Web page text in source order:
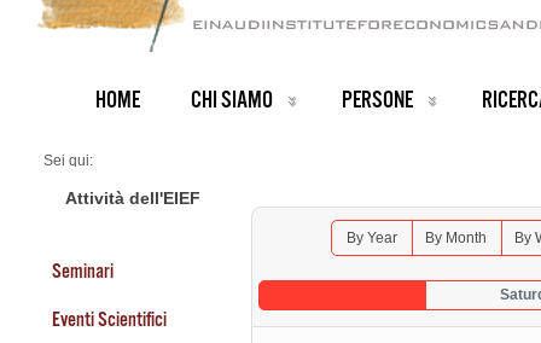
HOME CHI SIAMO PERSONE
Sei qui:
Seminars 2026
Attività dell'EIEF
Seminari
Eventi Scientifici
By Year By Month By